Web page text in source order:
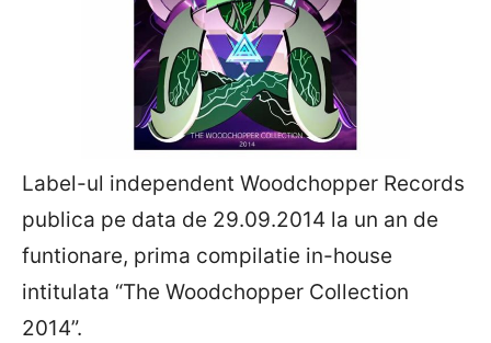
Label-ul independent Woodchopper Records
publica pe data de 29.09.2014 la un an de
funtionare, prima compilatie in-house
intitulata “The Woodchopper Collection
2014”.